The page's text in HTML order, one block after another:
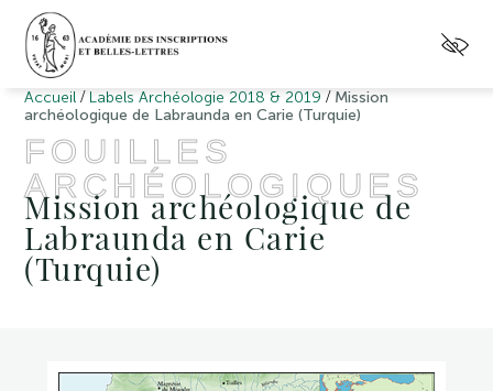
Accueil / Labels Archéologie 2018 & 2019 / Mission
archéologique de Labraunda en Carie (Turquie)
FOUILLES
ARCHÉOLOGIQUES
Mission archéologique de
Labraunda en Carie
(Turquie)